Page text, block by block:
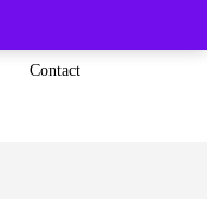
Contact